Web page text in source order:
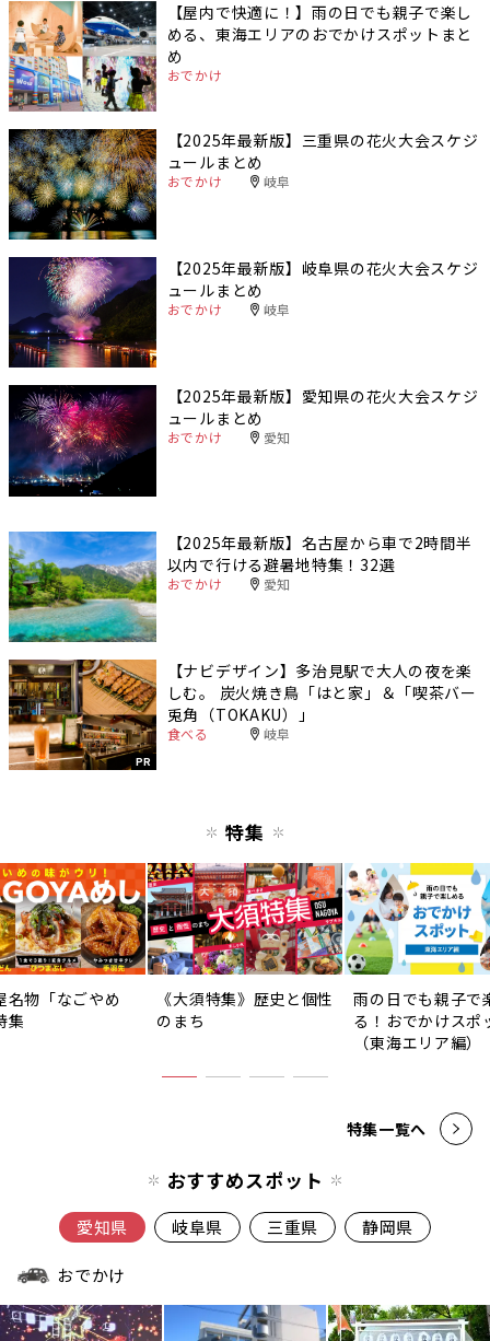
【屋内で快適に！】雨の日でも親子で楽し
める、東海エリアのおでかけスポットまと
め
おでかけ
【2025年最新版】三重県の花火大会スケジ
ュールまとめ
おでかけ 岐阜
【2025年最新版】岐阜県の花火大会スケジ
ュールまとめ
おでかけ 岐阜
【2025年最新版】愛知県の花火大会スケジ
ュールまとめ
おでかけ 愛知
【2025年最新版】名古屋から車で2時間半
以内で行ける避暑地特集！32選
おでかけ 愛知
PR
【ナビデザイン】多治見駅で大人の夜を楽
しむ。 炭火焼き鳥「はと家」＆「喫茶バー
兎角（TOKAKU）」
食べる 岐阜
特集
名物「なごやめ
集
《大須特集》歴史と個性
のまち
雨の日でも親子で
る！おでかけスポ
（東海エリア編）
特集一覧へ
おすすめスポット
愛知県 岐阜県 三重県 静岡県
おでかけ